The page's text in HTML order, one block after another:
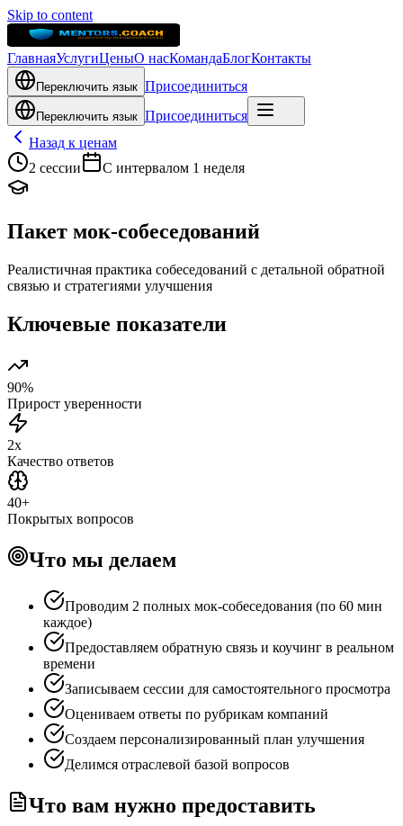
Skip to content
ГлавнаяУслугиЦеныО насКомандаБлогКонтакты
Переключить язык Присоединиться
Переключить язык Присоединиться
Назад к ценам
2 сессии
С интервалом 1 неделя
Пакет мок-собеседований
Реалистичная практика собеседований с детальной обратной
связью и стратегиями улучшения
Ключевые показатели
90%
Прирост уверенности
2x
Качество ответов
40+
Покрытых вопросов
Что мы делаем
Проводим 2 полных мок-собеседования (по 60 мин
каждое)
Предоставляем обратную связь и коучинг в реальном
времени
Записываем сессии для самостоятельного просмотра
Оцениваем ответы по рубрикам компаний
Создаем персонализированный план улучшения
Делимся отраслевой базой вопросов
Что вам нужно предоставить